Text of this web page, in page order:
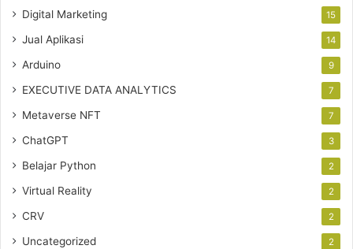
Digital Marketing 15
Jual Aplikasi 14
Arduino 9
EXECUTIVE DATA ANALYTICS 7
Metaverse NFT 7
ChatGPT 3
Belajar Python 2
Virtual Reality 2
CRV 2
Uncategorized 2